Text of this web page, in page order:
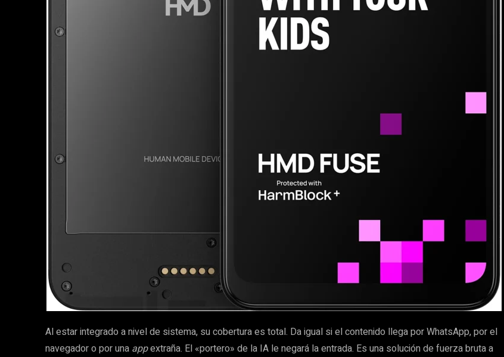
Al estar integrado a nivel de sistema, su cobertura es total. Da igual si el contenido llega por WhatsApp, por el
navegador o por una appextraña. El «portero» de la IA le negará la entrada. Es una solución de fuerza bruta a